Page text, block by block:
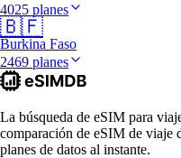
4025 planes
🇧🇫
Burkina Faso
2469 planes
La búsqueda de eSIM para
comparación de eSIM de viaje
planes de datos al instante.